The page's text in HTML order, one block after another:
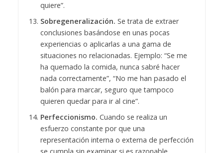
quiere”.
Sobregeneralización. Se trata de extraer
conclusiones basándose en unas pocas
experiencias o aplicarlas a una gama de
situaciones no relacionadas. Ejemplo: “Se me
ha quemado la comida, nunca sabré hacer
nada correctamente”, “No me han pasado el
balón para marcar, seguro que tampoco
quieren quedar para ir al cine”.
Perfeccionismo. Cuando se realiza un
esfuerzo constante por que una
representación interna o externa de perfección